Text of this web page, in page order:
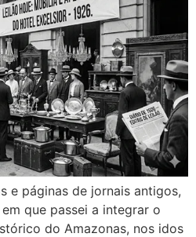
e páginas de jornais antigos,
que passei a integrar o
do Amazonas, nos idos